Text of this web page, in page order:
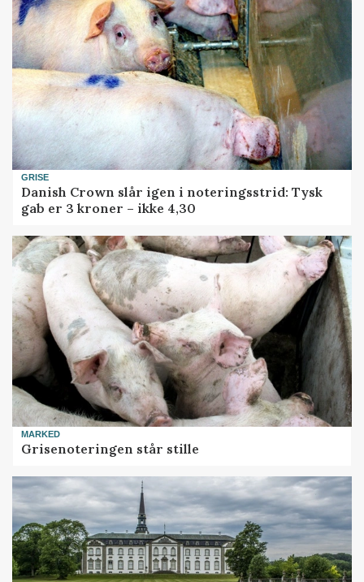
GRISE
Danish Crown slår igen i noteringsstrid: Tysk
gab er 3 kroner – ikke 4,30
MARKED
Grisenoteringen står stille